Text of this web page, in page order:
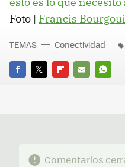
Foto | Francis
FACEBOOK
TWITTERFLIPBOARD
E-
TEMAS Conectividad
Comentarios